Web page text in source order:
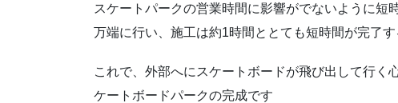
スケートパークの営業時間に影響がでないように短
万端に行い、施工は約1時間ととても短時間が完了す
これで、外部へにスケートボードが飛び出して行く
ケートボードパークの完成です